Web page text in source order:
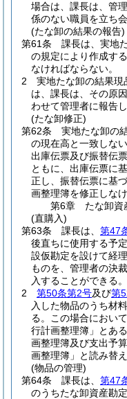
場合は、課長は、管
係のない職員を立ち
(たな卸の結果の報告)
第61条
課長は、実地
の規定により作成す
なければならない。
2
実地たな卸の結果現
は、課長は、その原
わせて管理者に報告
(たな卸修正)
第62条
実地たな卸の
の現在高と一致しな
出庫伝票及び振替伝
ともに、出庫伝票に
正し、振替伝票に基
画整理簿を修正しな
第6章
たな卸資
(直購入)
第63条
課長は、 第47
後直ちに使用する予
設仮勘定を設けて経
ものを、管理者の決
入することができる。
2
第50条第2号及び第
入した物品のうち材
る。
この場合において
行計画整理簿」とあ
画整理簿及び支出予
画整理簿」と読み替
(物品の管理)
第64条
課長は、 第47
のうちたな卸資産勘